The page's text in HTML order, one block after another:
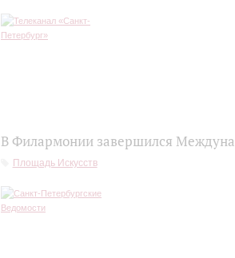
В Филармонии завершился
Площадь Искусств